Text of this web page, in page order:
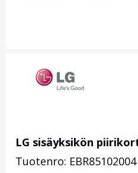
LG sisäyksikön
Tuotenro: EBR85102004